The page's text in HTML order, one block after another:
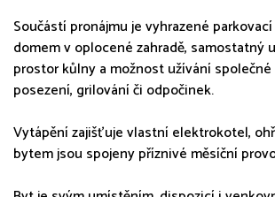
Součástí pronájmu je vyhrazené
domem v oplocené zahradě, samostatný
prostor kůlny a možnost užívání
posezení, grilování či odpočinek.
Vytápění zajišťuje vlastní elektrokotel,
bytem jsou spojeny příznivé měsíční